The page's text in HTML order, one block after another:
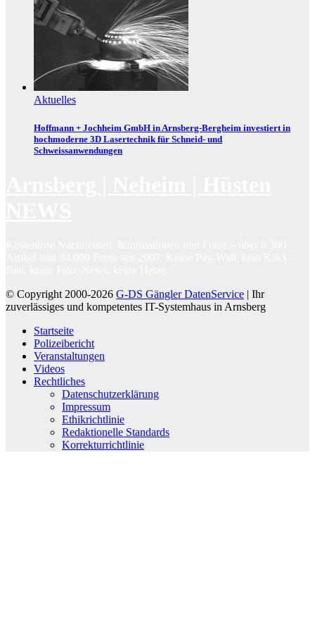
Aktuelles
Hoffmann + Jochheim GmbH in Arnsberg-Bergheim investiert in
hochmoderne 3D Lasertechnik für Schneid- und
Schweissanwendungen
© Copyright 2000-2026 G-DS Gängler DatenService | Ihr
zuverlässiges und kompetentes IT-Systemhaus in Arnsberg
Startseite
Polizeibericht
Veranstaltungen
Videos
Rechtliches
Datenschutzerklärung
Impressum
Ethikrichtlinie
Redaktionelle Standards
Korrekturrichtlinie